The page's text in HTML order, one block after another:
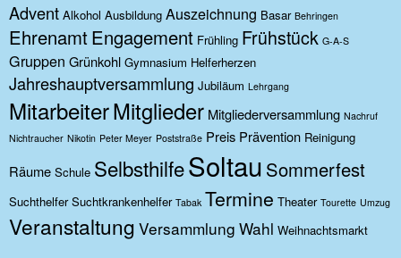
Advent Alkohol Ausbildung Auszeichnung Basar Behringen
EhrenamtEngagement Frühling Frühstück G-A-S
Gruppen Grünkohl Gymnasium Helferherzen
Jahreshauptversammlung Jubiläum Lehrgang
MitarbeiterMitglieder Mitgliederversammlung Nachruf
Nichtraucher Nikotin Peter Meyer Poststraße Preis Prävention Reinigung
Räume Schule SelbsthilfeSoltau Sommerfest
Suchthelfer Suchtkrankenhelfer Tabak Termine Theater Tourette Umzug
Veranstaltung Versammlung Wahl Weihnachtsmarkt